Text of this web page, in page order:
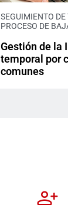
SEGUIMIENTO DE
PROCESO DE
Gestión de la
temporal por
comunes